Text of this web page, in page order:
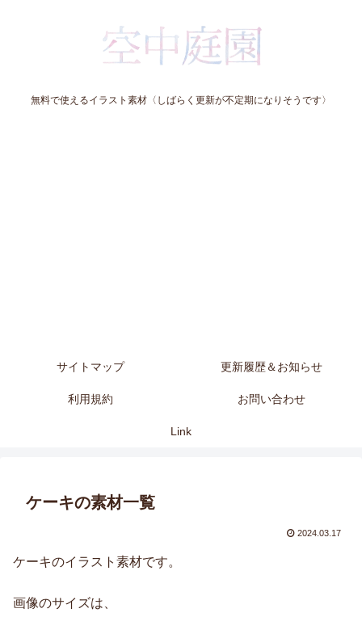
無料で使えるイラスト素材〈しばらく更新が不定期になりそうです〉
サイトマップ 更新履歴＆お知らせ
利用規約 お問い合わせ
Link
ケーキの素材一覧
2024.03.17
ケーキのイラスト素材です。
画像のサイズは、